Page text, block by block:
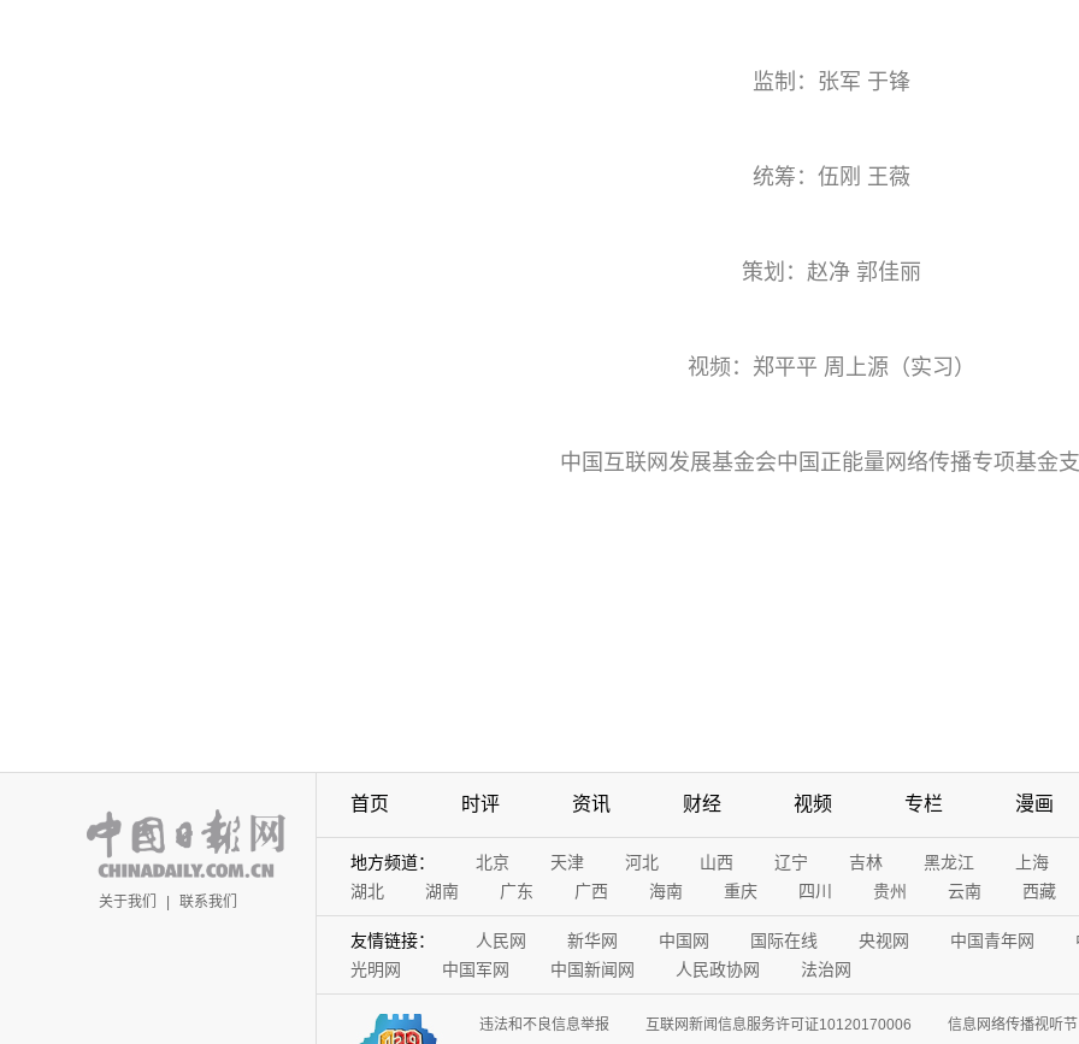
监制：张军 于锋
统筹：伍刚 王薇
策划：赵净 郭佳丽
视频：郑平平 周上源（实习）
中国互联网发展基金会中国正能量网络传播专项基金
关于我们 | 联系我们
首页 时评 资讯 财经 视频 专栏 漫画
地方频道： 北京 天津 河北 山西 辽宁 吉林 黑龙江
上海
湖北
湖南 广东 广西 海南 重庆 四川 贵州 云南 西藏
友情链接： 人民网 新华网 中国网 国际在线 央视网 中国青年网
光明网
中国军网 中国新闻网 人民政协网 法治网
违法和不良信息举报 互联网新闻信息服务许可证10120170006 信息网络传播视听